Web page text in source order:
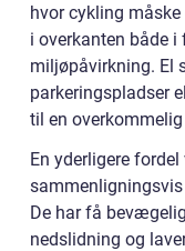
hvor cykling
i overkanten både
miljøpåvirkning. El
parkeringspladser
til en
En yderligere
De har få
nedslidning og